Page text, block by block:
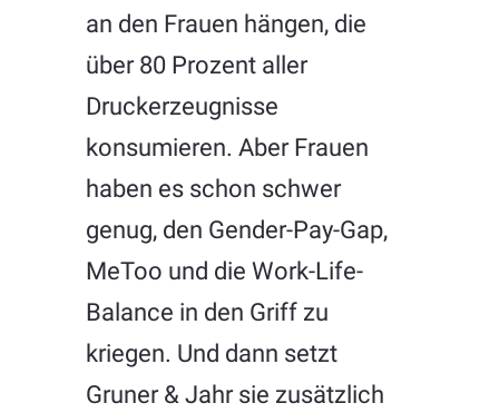
an den Frauen hängen, die
über 80 Prozent aller
Druckerzeugnisse
konsumieren. Aber Frauen
haben es schon schwer
genug, den Gender-Pay-Gap,
MeToo und die Work-Life-
Balance in den Griff zu
kriegen. Und dann setzt
Gruner & Jahr sie zusätzlich